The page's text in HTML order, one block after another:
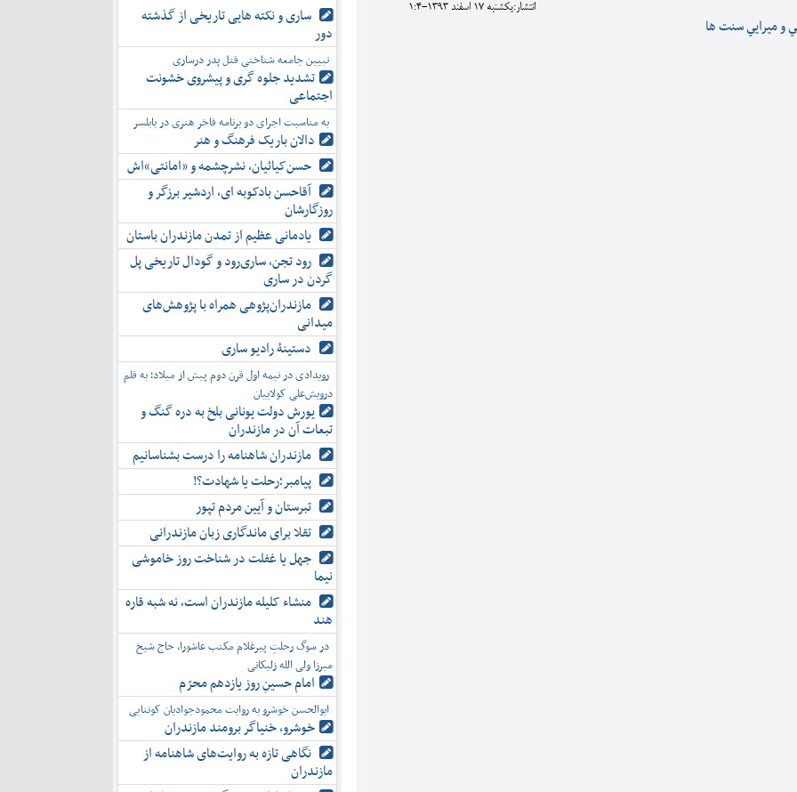
انتشار:يکشنبه 17 اسفند 1393-1:4
و ميرايي سنت ها
ساری و نکته هایی تاریخی از گذشته
دور
تبیین جامعه شناختی قتل پدر درساری
تشدید جلوه‌ گری و پیشروی خشونت
اجتماعی
به مناسبت اجرای دو برنامه فاخر هنری در بابلسر
دالان باریک فرهنگ و هنر
حسن‌کیائیان، نشرچشمه و «امانتی»اش
آقاحسن بادکوبه ای، اردشیر برزگر و
روزگارشان
یادمانی عظیم از تمدن مازندران باستان
رود تجن، ساری‌رود و گودال تاریخی پل
گردن در ساری
مازندران‌پژوهی همراه با پژوهش‌های
میدانی
دستینۀ رادیو ساری
رویدادی در نیمه اول قرن دوم پیش از میلاد؛ به قلم
درویش‌علی کولاییان
یورش دولت یونانی بلخ به دره گنگ و
تبعات آن در مازندران
مازندران شاهنامه را درست بشناسانیم
پیامبر؛رحلت یا شهادت؟!
تبرستان و آیین مردم تپور
تقلا برای ماندگاری زبان مازندرانی
جهل یا غفلت در شناخت روز خاموشی
نیما
منشاء کلیله مازندران است، نه شبه قاره
هند
در سوگ رحلتِ پیرغلام مکتب عاشورا، حاج شیخ
میرزا ولی الله زلیکانی
امام حسینِ روز یازدهم محرّم
ابوالحسن خوشرو به روایت محمودجوادیان کوتنایی
خوشرو، خنياگر برومند مازندران
نگاهی تازه به روایت‌های شاهنامه از
مازندران